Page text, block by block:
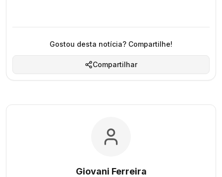
Gostou desta notícia? Compartilhe!
Compartilhar
Giovani Ferreira